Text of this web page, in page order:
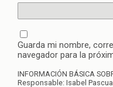
Guarda mi nombre,
navegador para la
INFORMACIÓN BÁSICA
Responsable: Isabel